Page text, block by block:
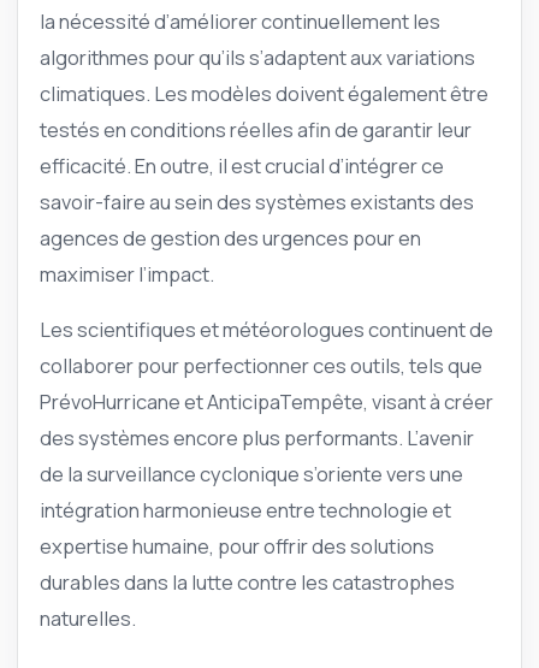
la nécessité d’améliorer continuellement les
algorithmes pour qu’ils s’adaptent aux variations
climatiques. Les modèles doivent également être
testés en conditions réelles afin de garantir leur
efficacité. En outre, il est crucial d’intégrer ce
savoir-faire au sein des systèmes existants des
agences de gestion des urgences pour en
maximiser l’impact.
Les scientifiques et météorologues continuent de
collaborer pour perfectionner ces outils, tels que
PrévoHurricane et AnticipaTempête, visant à créer
des systèmes encore plus performants. L’avenir
de la surveillance cyclonique s’oriente vers une
intégration harmonieuse entre technologie et
expertise humaine, pour offrir des solutions
durables dans la lutte contre les catastrophes
naturelles.